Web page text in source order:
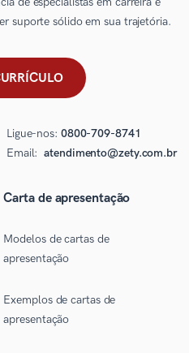
suporte sólido em sua trajetória.
Ligue-nos: 0800-709-8741
Email: atendimento@zety.com.br
Carta de apresentação
Modelos de cartas de
apresentação
Exemplos de cartas de
apresentação